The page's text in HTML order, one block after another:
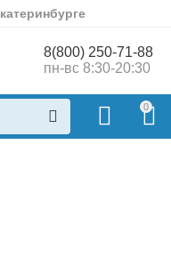
8(800) 250-71-88
пн-вс 8:30-20:30
0